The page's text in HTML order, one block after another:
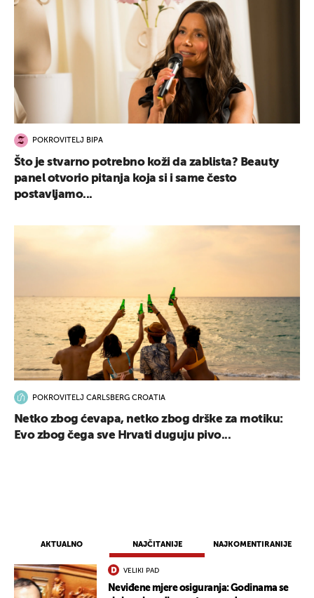
AKTUALNO NAJČITANIJE NAJKOMENTIRANIJE
VELIKI PAD
Neviđene mjere osiguranja: Godinama se
POKROVITELJ BIPA
Što je stvarno potrebno koži da zablista? Beauty
panel otvorio pitanja koja si i same često
postavljamo...
POKROVITELJ CARLSBERG CROATIA
Netko zbog ćevapa, netko zbog drške za motiku:
Evo zbog čega sve Hrvati duguju pivo...